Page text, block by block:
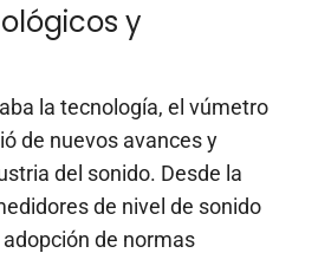
y
la tecnología, el vúmetro
de nuevos avances y
del sonido. Desde la
de nivel de sonido
de normas